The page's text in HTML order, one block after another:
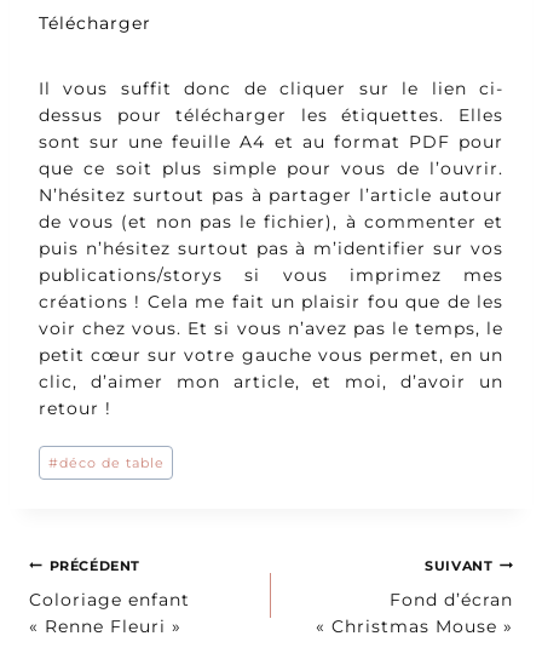
Télécharger
Il vous suffit donc de cliquer sur le lien ci-
dessus pour télécharger les étiquettes. Elles
sont sur une feuille A4 et au format PDF pour
que ce soit plus simple pour vous de l’ouvrir.
N’hésitez surtout pas à partager l’article autour
de vous (et non pas le fichier), à commenter et
puis n’hésitez surtout pas à m’identifier sur vos
publications/storys si vous imprimez mes
créations ! Cela me fait un plaisir fou que de les
voir chez vous. Et si vous n’avez pas le temps, le
petit cœur sur votre gauche vous permet, en un
clic, d’aimer mon article, et moi, d’avoir un
retour !
Étiquettes
de
#déco de table
Navigation
de
PRÉCÉDENT
Coloriage enfant
« Renne Fleuri »
SUIVANT
Fond d’écran
« Christmas Mouse »